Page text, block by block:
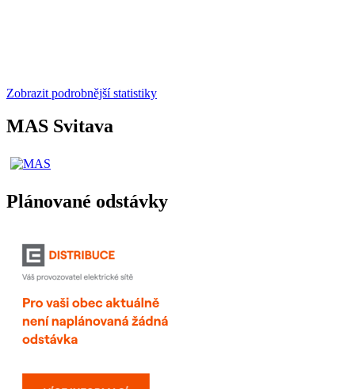
Zobrazit podrobnější statistiky
MAS Svitava
Plánované odstávky